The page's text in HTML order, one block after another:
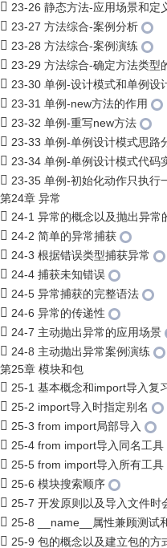
23-26 静态方法-应用场景和定
23-27 方法综合-案例分析
23-28 方法综合-案例演练
23-29 方法综合-确定方法类型
23-30 单例-设计模式和单例设
23-31 单例-new方法的作用
23-32 单例-重写new方法
23-33 单例-单例设计模式思路
23-34 单例-单例设计模式代码
23-35 单例-初始化动作只执行
第24章 异常
24-1 异常的概念以及抛出异常
24-2 简单的异常捕获
24-3 根据错误类型捕获异常
24-4 捕获未知错误
24-5 异常捕获的完整语法
24-6 异常的传递性
24-7 主动抛出异常的应用场景
24-8 主动抛出异常案例演练
第25章 模块和包
25-1 基本概念和import导入复
25-2 import导入时指定别名
25-3 from import局部导入
25-4 from import导入同名工具
25-5 from import导入所有工具
25-6 模块搜索顺序
25-7 开发原则以及导入文件时
25-8 __name__属性兼顾测试
25-9 包的概念以及建立包的方